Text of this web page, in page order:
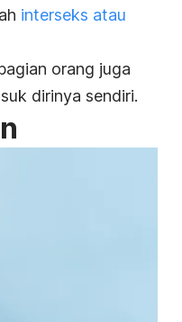
interseks atau
orang juga
dirinya sendiri.